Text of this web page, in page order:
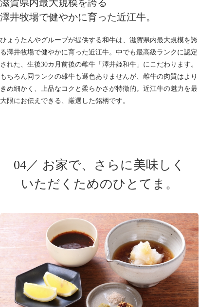
滋賀県内最大規模を誇る
澤井牧場で健やかに育った近江牛。
ひょうたんやグループが提供する和牛は、滋賀県内最大規模を誇
る澤井牧場で健やかに育った近江牛。中でも最高級ランクに認定
された、生後30カ月前後の雌牛「澤井姫和牛」にこだわります。
もちろん同ランクの雄牛も遜色ありませんが、雌牛の肉質はより
きめ細かく、上品なコクと柔らかさが特徴的。近江牛の魅力を最
大限にお伝えできる、厳選した銘柄です。
04／ お家で、さらに美味しく
いただくためのひとてま。